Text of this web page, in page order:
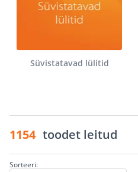
Süvistatavad lülitid
1154 toodet leitud
Sorteeri: